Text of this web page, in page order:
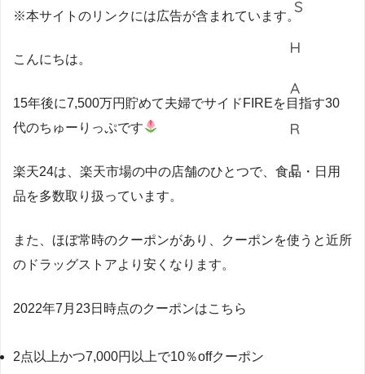
※本サイトのリンクには広告が含まれています。
こんにちは。
15年後に7,500万円貯めて夫婦でサイドFIREを目指す30
代のちゅーりっぷです
楽天24は、楽天市場の中の店舗のひとつで、食品・日用
品を多数取り扱っています。
また、ほぼ常時のクーポンがあり、クーポンを使うと近所
のドラッグストアより安くなります。
2022年7月23日時点のクーポンはこちら
2点以上かつ7,000円以上で10％offクーポン